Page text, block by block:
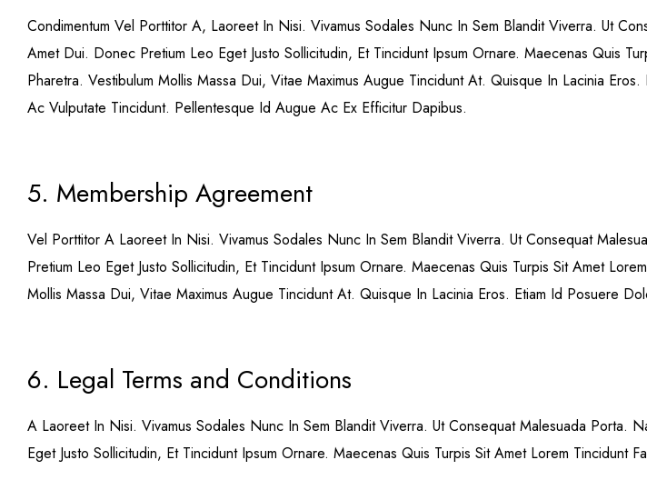
Condimentum Vel Porttitor A, Laoreet In Nisi. Vivamus Sodales Nunc In Sem Blandit Viverra. Ut
Amet Dui. Donec Pretium Leo Eget Justo Sollicitudin, Et Tincidunt Ipsum Ornare. Maecenas Quis
Pharetra. Vestibulum Mollis Massa Dui, Vitae Maximus Augue Tincidunt At. Quisque In Lacinia
Ac Vulputate Tincidunt. Pellentesque Id Augue Ac Ex Efficitur Dapibus.
5. Membership Agreement
Vel Porttitor A Laoreet In Nisi. Vivamus Sodales Nunc In Sem Blandit Viverra. Ut Consequat
Pretium Leo Eget Justo Sollicitudin, Et Tincidunt Ipsum Ornare. Maecenas Quis Turpis Sit Amet
Mollis Massa Dui, Vitae Maximus Augue Tincidunt At. Quisque In Lacinia Eros. Etiam Id Posuere
6. Legal Terms and Conditions
A Laoreet In Nisi. Vivamus Sodales Nunc In Sem Blandit Viverra. Ut Consequat Malesuada Porta.
Eget Justo Sollicitudin, Et Tincidunt Ipsum Ornare. Maecenas Quis Turpis Sit Amet Lorem Tincidunt